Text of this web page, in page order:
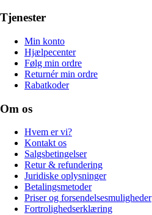
Tjenester
Min konto
Hjælpecenter
Følg min ordre
Returnér min ordre
Rabatkoder
Om os
Hvem er vi?
Kontakt os
Salgsbetingelser
Retur & refundering
Juridiske oplysninger
Betalingsmetoder
Priser og forsendelsesmuligheder
Fortrolighedserklæring